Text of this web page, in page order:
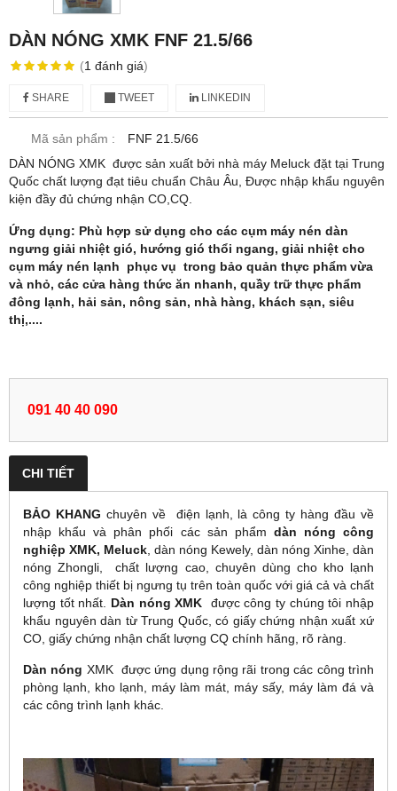
DÀN NÓNG XMK FNF 21.5/66
(1 đánh giá)
SHARE TWEET LINKEDIN
Mã sản phẩm :
FNF 21.5/66
DÀN NÓNG XMK được sản xuất bởi nhà máy Meluck đặt tại Trung
Quốc chất lượng đạt tiêu chuẩn Châu Âu, Được nhập khẩu nguyên
kiện đầy đủ chứng nhận CO,CQ.
Ứng dụng: Phù hợp sử dụng cho các cụm máy nén dàn
ngưng giải nhiệt gió, hướng gió thổi ngang, giải nhiệt cho
cụm máy nén lạnh phục vụ trong bảo quản thực phẩm vừa
và nhỏ, các cửa hàng thức ăn nhanh, quầy trữ thực phẩm
đông lạnh, hải sản, nông sản, nhà hàng, khách sạn, siêu
thị,....
091 40 40 090
CHI TIẾT
BẢO KHANG chuyên về điện lạnh, là công ty hàng đầu về
nhập khẩu và phân phối các sản phẩm dàn nóngcông
nghiệp XMK, Meluck dàn nóng Kewely, dàn nóng Xinhe, dàn
nóng Zhongli, chất lượng cao, chuyên dùng cho kho lạnh
công nghiệp thiết bị ngưng tụ trên toàn quốc với giá cả và chất
lượng tốt nhất. Dàn nóng XMK
được công ty chúng tôi nhập
khẩu nguyên dàn từ Trung Quốc, có giấy chứng nhận xuất xứ
CO, giấy chứng nhận chất lượng CQ chính hãng, rõ ràng.
Dàn nóng XMK được ứng dụng rộng rãi trong các công trình
phòng lạnh, kho lạnh, máy làm mát, máy sấy, máy làm đá và
các công trình lạnh khác.